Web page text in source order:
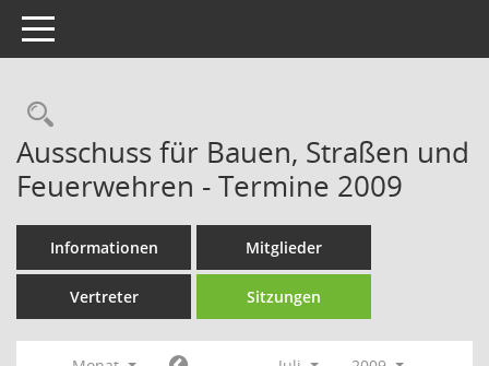
Toggle navigation
Rechercheauswahl
Ausschuss für Bauen, Straßen und
Feuerwehren - Termine 2009
Informationen Mitglieder
Vertreter Sitzungen